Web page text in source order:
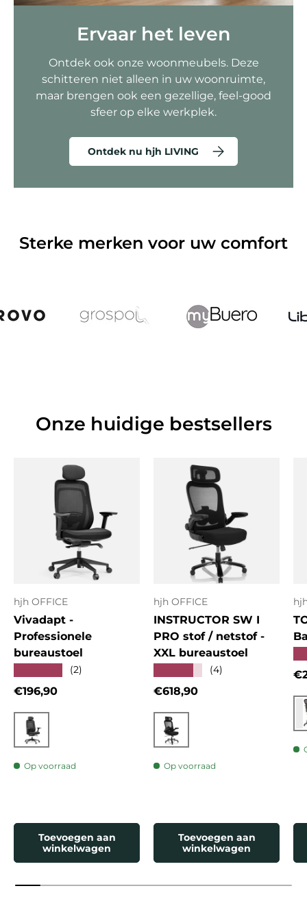
Ervaar het leven
Ontdek ook onze woonmeubels. Deze
schitteren niet alleen in uw woonruimte,
maar brengen ook een gezellige, feel-good
sfeer op elke werkplek.
Ontdek nu hjh LIVING
Sterke merken voor uw comfort
Onze huidige bestsellers
hjh OFFICE
Vivadapt -
Professionele
bureaustoel
(2)
Reguliere prijs
€196,90
Zwart
Op voorraad
Toevoegen aan
winkelwagen
hjh OFFICE
INSTRUCTOR SW I
PRO stof / netstof -
XXL bureaustoel
(4)
Reguliere prijs
€618,90
Zwart
Op voorraad
Toevoegen aan
winkelwagen